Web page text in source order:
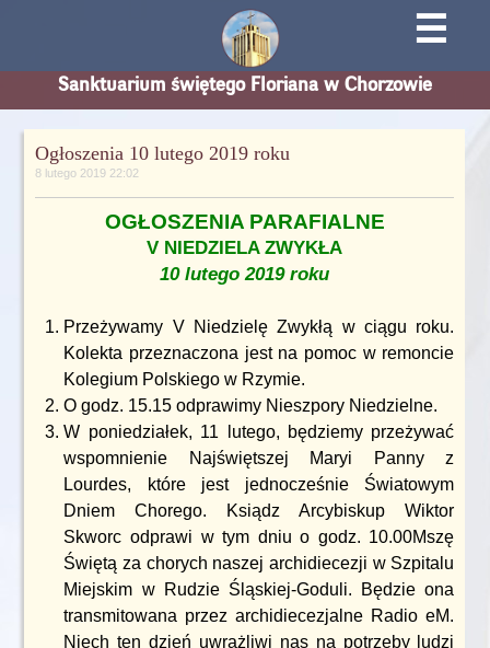
☰
Sanktuarium świętego Floriana w Chorzowie
Ogłoszenia 10 lutego 2019 roku
8 lutego 2019 22:02
OGŁOSZENIA PARAFIALNE
V NIEDZIELA ZWYKŁA
10 lutego 2019 roku
Przeżywamy V Niedzielę Zwykłą w ciągu roku.
Kolekta przeznaczona jest na pomoc w remoncie
Kolegium Polskiego w Rzymie.
O godz. 15.15 odprawimy Nieszpory Niedzielne.
W poniedziałek, 11 lutego, będziemy przeżywać
wspomnienie Najświętszej Maryi Panny z
Lourdes, które jest jednocześnie Światowym
Dniem Chorego. Ksiądz Arcybiskup Wiktor
Skworc odprawi w tym dniu o godz. 10.00Mszę
Świętą za chorych naszej archidiecezji w Szpitalu
Miejskim w Rudzie Śląskiej-Goduli. Będzie ona
transmitowana przez archidiecezjalne Radio eM.
Niech ten dzień uwrażliwi nas na potrzeby ludzi